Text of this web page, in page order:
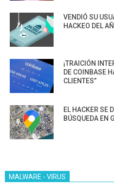
VENDIÓ SU
HACKEO DEL
¡TRAICIÓN
DE COINBASE
CLIENTES”
EL HACKER SE
BÚSQUEDA EN
MALWARE - VIRUS